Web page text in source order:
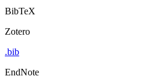
BibTeX
Zotero
.bib
EndNote